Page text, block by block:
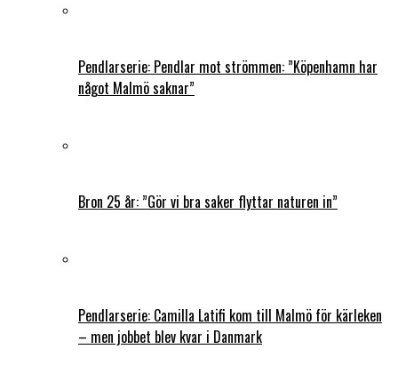
Pendlarserie: Pendlar mot strömmen: ”Köpenhamn har
något Malmö saknar”
Bron 25 år: ”Gör vi bra saker flyttar naturen in”
Pendlarserie: Camilla Latifi kom till Malmö för kärleken
– men jobbet blev kvar i Danmark